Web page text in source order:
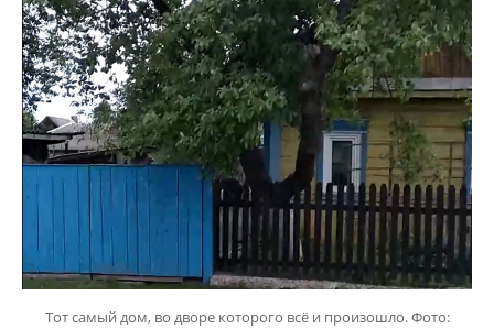
Тот самый дом, во дворе которого всё и произошло. Фото: